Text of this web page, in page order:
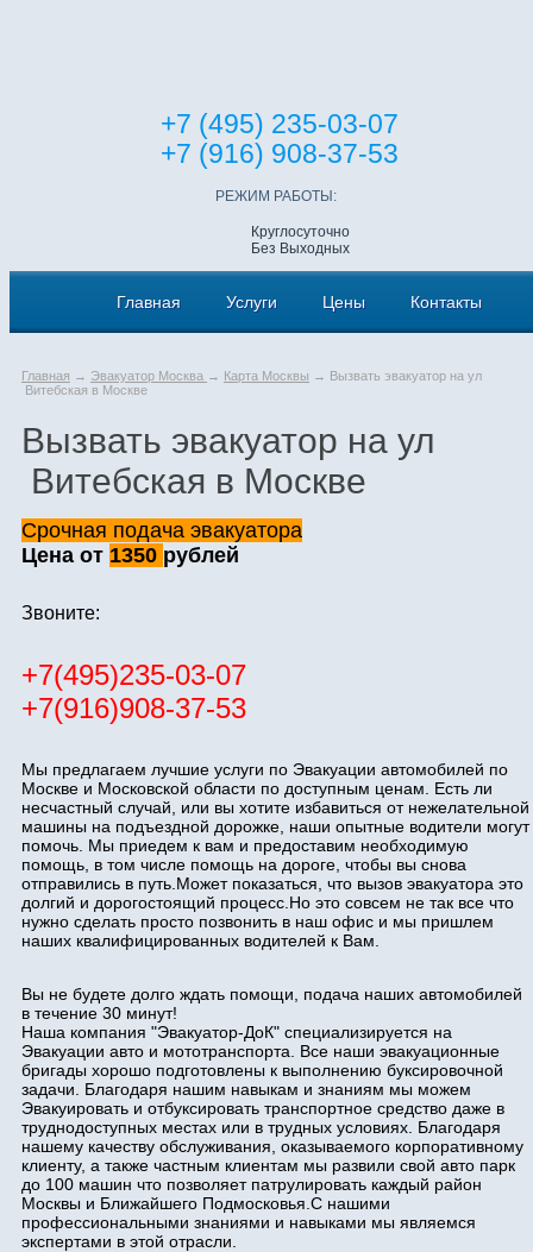
+7 (495) 235-03-07
+7 (916) 908-37-53
РЕЖИМ РАБОТЫ:
Круглосуточно
Без Выходных
Главная Услуги Цены Контакты
Главная → Эвакуатор Москва → Карта Москвы → Вызвать эвакуатор на ул
Витебская в Москве
Вызвать эвакуатор на ул
Витебская в Москве
Срочная подача эвакуатора
Цена от 1350 рублей
Звоните:
+7(495)235-03-07
+7(916)908-37-53
Мы предлагаем лучшие услуги по Эвакуации автомобилей по
Москве и Московской области по доступным ценам. Есть ли
несчастный случай, или вы хотите избавиться от нежелательной
машины на подъездной дорожке, наши опытные водители могут
помочь. Мы приедем к вам и предоставим необходимую
помощь, в том числе помощь на дороге, чтобы вы снова
отправились в путь.Может показаться, что вызов эвакуатора это
долгий и дорогостоящий процесс.Но это совсем не так все что
нужно сделать просто позвонить в наш офис и мы пришлем
наших квалифицированных водителей к Вам.
Вы не будете долго ждать помощи, подача наших автомобилей
в течение 30 минут!
Наша компания "Эвакуатор-ДоК" специализируется на
Эвакуации авто и мототранспорта. Все наши эвакуационные
бригады хорошо подготовлены к выполнению буксировочной
задачи. Благодаря нашим навыкам и знаниям мы можем
Эвакуировать и отбуксировать транспортное средство даже в
труднодоступных местах или в трудных условиях. Благодаря
нашему качеству обслуживания, оказываемого корпоративному
клиенту, а также частным клиентам мы развили свой авто парк
до 100 машин что позволяет патрулировать каждый район
Москвы и Ближайшего Подмосковья.С нашими
профессиональными знаниями и навыками мы являемся
экспертами в этой отрасли.